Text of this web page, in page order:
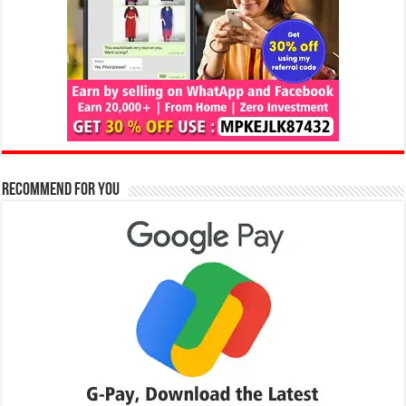
Recommend for You